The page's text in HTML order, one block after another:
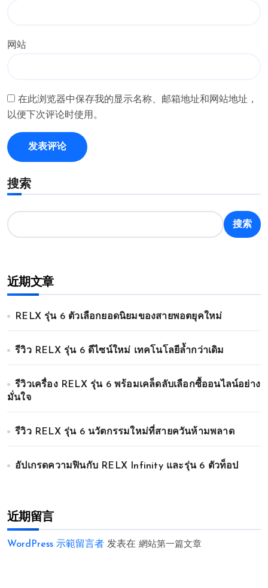
网站
在此浏览器中保存我的显示名称、邮箱地址和网站地址，
以便下次评论时使用。
搜索
搜索
近期文章
RELX รุ่น 6 ตัวเลือกยอดนิยมของสายพอตยุคใหม่
รีวิว RELX รุ่น 6 ดีไซน์ใหม่ เทคโนโลยีล้ำกว่าเดิม
รีวิวเครื่อง RELX รุ่น 6 พร้อมเคล็ดลับเลือกซื้ออนไลน์อย่าง
มั่นใจ
รีวิว RELX รุ่น 6 นวัตกรรมใหม่ที่สายควันห้ามพลาด
อัปเกรดความฟินกับ RELX Infinity และรุ่น 6 ตัวท็อป
近期留言
WordPress 示範留言者 发表在 網站第一篇文章